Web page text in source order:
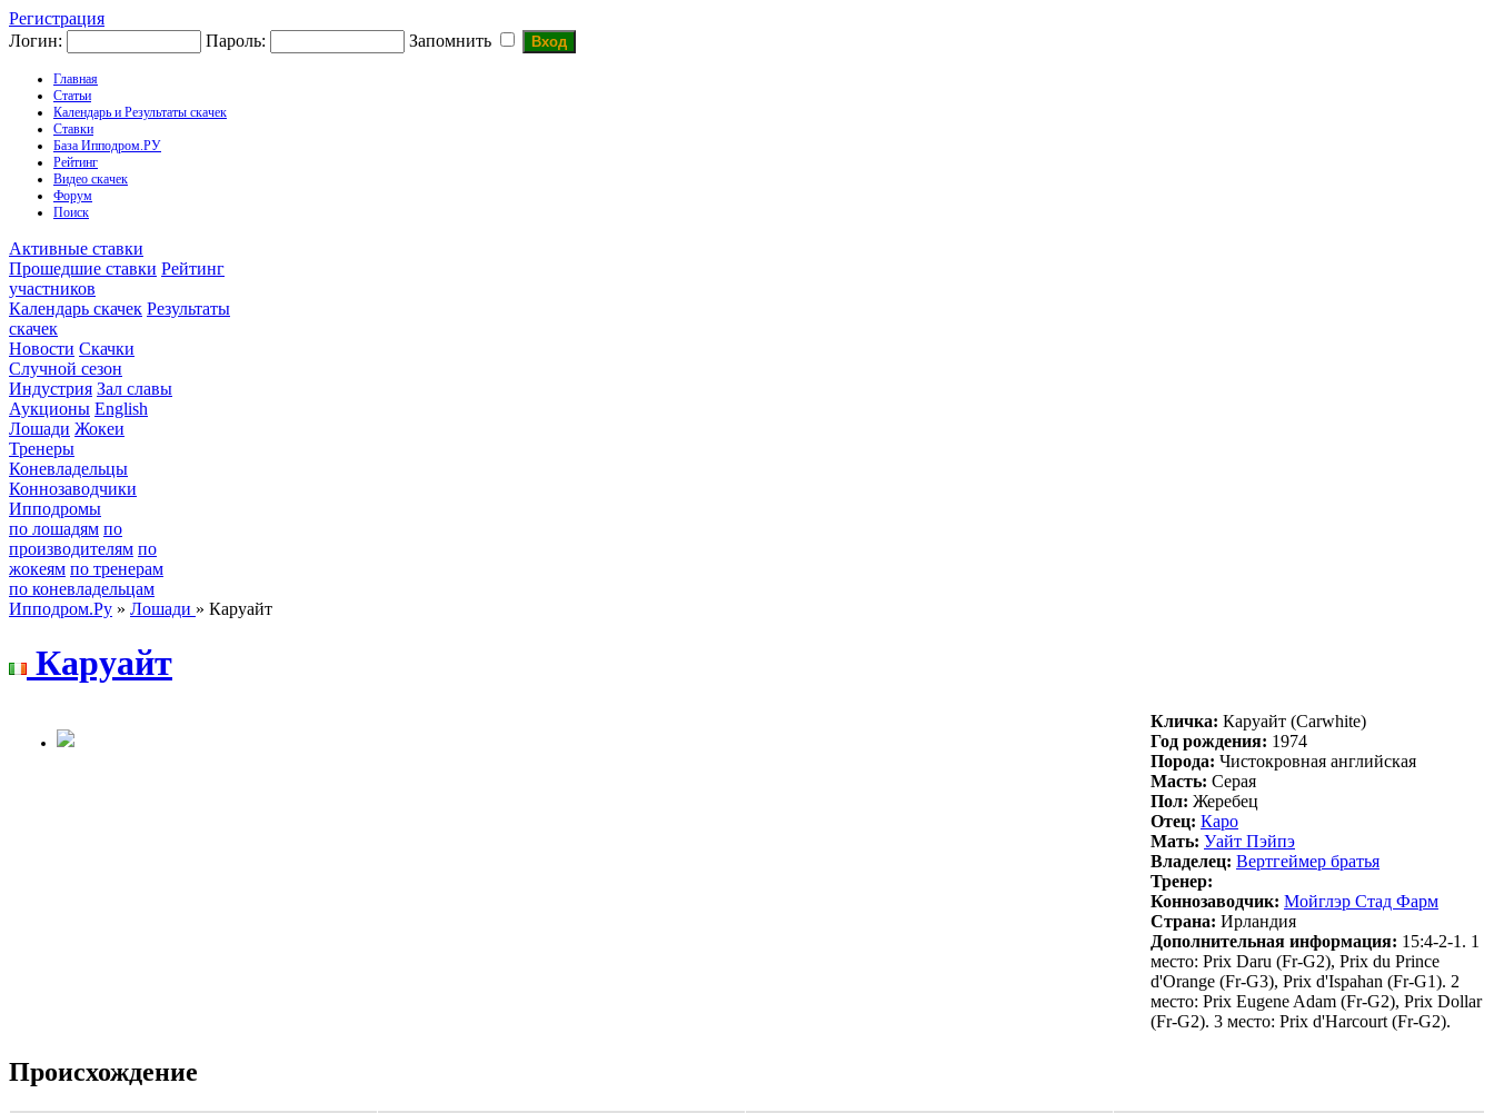
Регистрация
Логин:
Пароль: Запомнить
Главная
Статьи
Календарь и Результаты скачек
Ставки
База Ипподром.РУ
Рейтинг
Видео скачек
Форум
Поиск
Активные ставки
Прошедшие ставки Рейтинг
участников
Календарь скачек Результаты
скачек
Новости Скачки
Случной сезон
Индустрия Зал славы
Аукционы English
Лошади Жокеи
Тренеры
Коневладельцы
Коннозаводчики
Ипподромы
по лошадям по
производителям по
жокеям по тренерам
по коневладельцам
Ипподром.Ру » Лошади » Каруайт
Каpуайт
Кличка: Каpуайт (Carwhite)
Год рождения: 1974
Порода: Чистокровная английская
Масть: Серая
Пол: Жеребец
Отец: Кapо
Мать: Уaйт Пэйпэ
Владелец: Beртгeймeр брaтья
Тренер:
Коннозаводчик: Moйглэp Cтад Фаpм
Страна: Ирландия
Дополнительная информация: 15:4-2-1. 1
место: Prix Daru (Fr-G2), Prix du Prince
d'Orange (Fr-G3), Prix d'Ispahan (Fr-G1). 2
место: Prix Eugene Adam (Fr-G2), Prix Dollar
(Fr-G2). 3 место: Prix d'Harcourt (Fr-G2).
Происхождение